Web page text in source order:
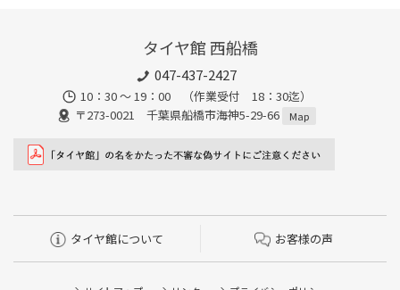
タイヤ館 西船橋
047-437-2427
10：30 ～ 19：00 （作業受付 18：30迄）
〒273-0021 千葉県船橋市海神5-29-66
Map
タイヤ館について お客様の声